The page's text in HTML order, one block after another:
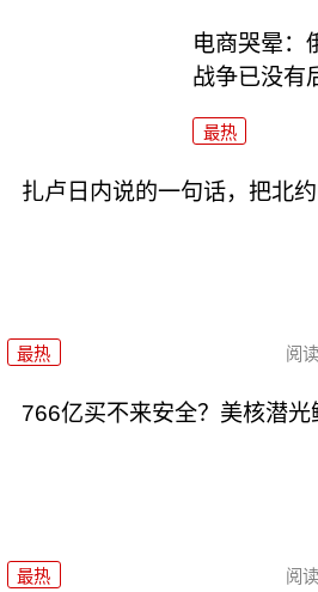
电商哭晕：
战争已没有
最热
扎卢日内说的一句话，把北
最热 阅读
766亿买不来安全？美核潜
最热 阅读